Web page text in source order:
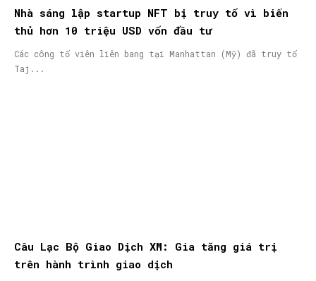
Nhà sáng lập startup NFT bị truy tố vì biển
thủ hơn 10 triệu USD vốn đầu tư
Các công tố viên liên bang tại Manhattan (Mỹ) đã truy tố
Taj...
Câu Lạc Bộ Giao Dịch XM: Gia tăng giá trị
trên hành trình giao dịch